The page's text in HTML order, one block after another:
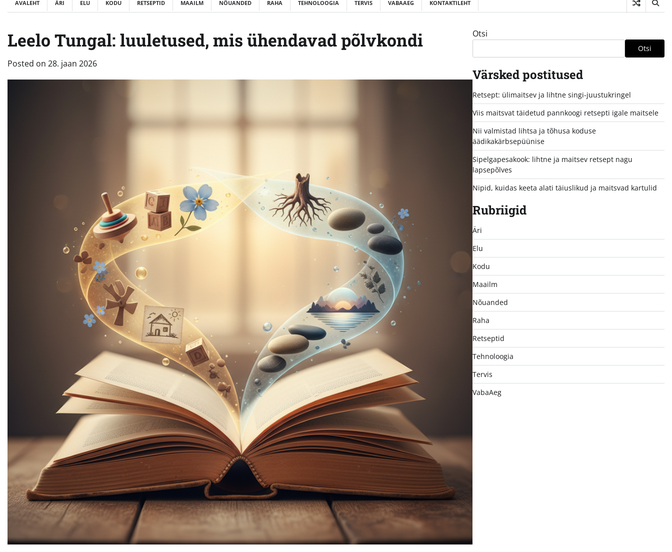
AVALEHT ÄRI ELU KODU RETSEPTID MAAILM NÕUANDED RAHA TEHNOLOOGIA TERVIS VABAAEG KONTAKTILEHT
Leelo Tungal: luuletused, mis ühendavad põlvkondi
Posted on 28. jaan 2026
Otsi
Otsi
Värsked postitused
Retsept: ülimaitsev ja lihtne singi-juustukringel
Viis maitsvat täidetud pannkoogi retsepti igale maitsele
Nii valmistad lihtsa ja tõhusa koduse
äädikakärbsepüünise
Sipelgapesakook: lihtne ja maitsev retsept nagu
lapsepõlves
Nipid, kuidas keeta alati täiuslikud ja maitsvad kartulid
Rubriigid
Äri
Elu
Kodu
Maailm
Nõuanded
Raha
Retseptid
Tehnoloogia
Tervis
VabaAeg